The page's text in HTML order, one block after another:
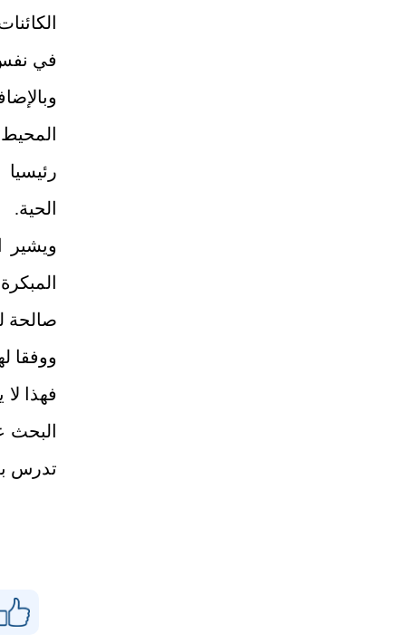
في
الحية.
ويشير
صالحة
ووفقا
فهذا
البحث
تدرس